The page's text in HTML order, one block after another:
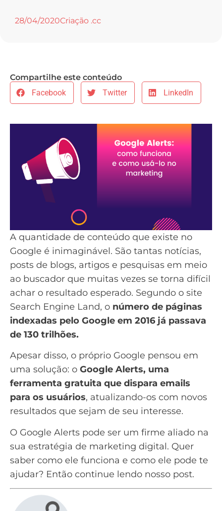
28/04/2020Criação .cc
Compartilhe este conteúdo
Facebook
Twitter LinkedIn
A quantidade de conteúdo que existe no
Google é inimaginável. São tantas notícias,
posts de blogs, artigos e pesquisas em meio
ao buscador que muitas vezes se torna difícil
achar o resultado esperado. Segundo o site
Search Engine Land, o número de páginas
indexadas pelo Google em 2016 já passava
de 130 trilhões.
Apesar disso, o próprio Google pensou em
uma solução: o Google Alerts, uma
ferramenta gratuita que dispara emails
para os usuários, atualizando-os com novos
resultados que sejam de seu interesse.
O Google Alerts pode ser um firme aliado na
sua estratégia de marketing digital. Quer
saber como ele funciona e como ele pode te
ajudar? Então continue lendo nosso post.